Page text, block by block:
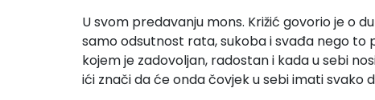
U svom predavanju mons. Križić govorio je o
samo odsutnost rata, sukoba i svađa nego
kojem je zadovoljan, radostan i kada u sebi
ići znači da će onda čovjek u sebi imati svako